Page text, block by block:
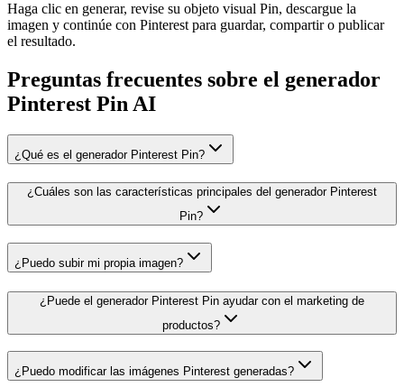
Haga clic en generar, revise su objeto visual Pin, descargue la
imagen y continúe con Pinterest para guardar, compartir o publicar
el resultado.
Preguntas frecuentes sobre el generador
Pinterest Pin AI
¿Qué es el generador Pinterest Pin?
¿Cuáles son las características principales del generador Pinterest
Pin?
¿Puedo subir mi propia imagen?
¿Puede el generador Pinterest Pin ayudar con el marketing de
productos?
¿Puedo modificar las imágenes Pinterest generadas?